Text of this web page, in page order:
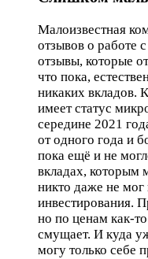
Малоизвестная
отзывов о работе
отзывы, которые
что пока,
никаких вкладов.
имеет статус
середине 2021
от одного года и
пока ещё и не
вкладах, которым
никто даже не
инвестирования.
но по ценам как-
смущает. И куда
могу только себе